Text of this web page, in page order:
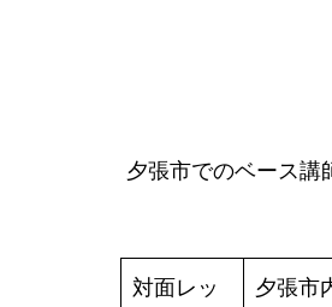
夕張市でのベース講
対面レッ
夕張市